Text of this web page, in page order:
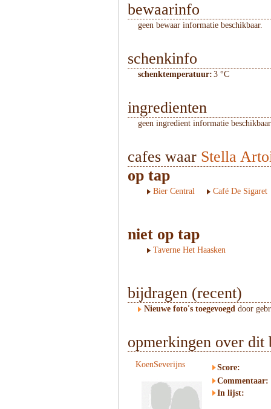
bewaarinfo
geen bewaar informatie beschikbaar.
schenkinfo
schenktemperatuur: 3 °C
ingredienten
geen ingredient informatie
cafes waar Stella
op tap
Bier Central Café De Sigaret
niet op tap
Taverne Het Haasken
bijdragen (recent)
Nieuwe foto's toegevoegd door
opmerkingen over dit
KoenSeverijns
Score:
Commentaar:
In lijst: